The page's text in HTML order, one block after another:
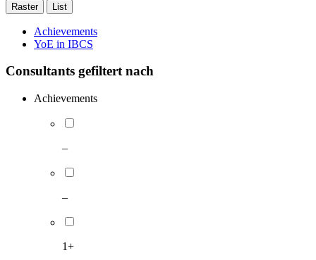
Raster List
Achievements
YoE in IBCS
Consultants gefiltert nach
Achievements
–
–
1+